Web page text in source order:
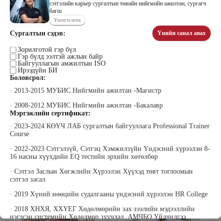
сэтгэлийн карьер сургалтын төвийн нийгмийн ажилтан, сургагч
багш
Үнэлгээ өгөх
Сургалтын сэдэв: Үнийн санал авах
Зорилготой гэр бүл
Гэр бүлд ээлтэй ажлын байр
Байгууллагын амжилтын ISO
Ирээдүйн БИ
Боловсрол:
· 2013-2015 МУБИС Нийгмийн ажилтан -Магистр
· 2008-2012 МУБИС Нийгмийн ажилтан -Бакалавр
Мэргэжлийн сертификат:
· 2023-2024 КӨҮЧ ЛАБ сургалтын байгууллага Professional Trainer
Course
· 2022-2023 Сэтгэлзүй, Сэтгэц Хэмжилзүйн Үндэсний хүрээлэн 8-
16 насны хүүхдийн EQ тестийн эрхийн хөтөлбөр
· Сэтгэл Заслын Хөгжлийн Хүрээлэн Хүүхэд төвт тоглоомын
сэтгэл засал
· 2019 Хүний нөөцийн судалгааны үндэсний хүрээлэн HR College
· 2018 ХНХЯ, ХХҮЕГ Хөдөлмөрийн зах зээлийн мэдээллийн
нэгдсэн системийн Хөдөлмөр зуучлал, АМЧБО Үйлчилгээ
Цэдэндамба Нарантуяа
Наран анд консалтинг” ХХК-ийн
Захирал
Бээжин Солонгоо
Уранбор Сэмбэрүү
Прус Центр ХХК-ийн Хяналт
ISO4500; ISO9001 нэгдсэн
тогтолцооны хэрэгжүүлэгч
Энхбаатар Ичинхорлоо
Болор Үйлсийн Үндэс ТББ-ийн
карьер сургалтын төвийн нийгмийн
ажилтан, сургагч багш